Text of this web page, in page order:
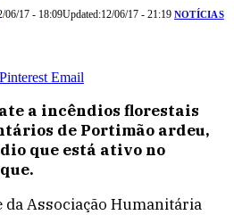
06/17 - 18:09Updated:12/06/17 - 21:19 NOTÍCIAS
Pinterest Email
a incêndios florestais
de Portimão ardeu,
que está ativo no
Associação Humanitária